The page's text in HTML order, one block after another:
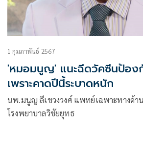
1 กุมภาพันธ์ 2567
'หมอมนูญ' แนะฉีดวัคซีนป้อง
เพราะคาดปีนี้ระบาดหนัก
นพ.มนูญ ลีเชวงวงศ์ แพทย์เฉพาะทางด้า
โรงพยาบาลวิชัยยุทธ